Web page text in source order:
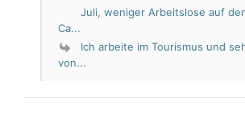
Juli, weniger Arbeitslose auf
Ca...
Ich arbeite im Tourismus und
von...